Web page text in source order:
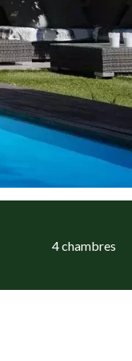
4 chambres